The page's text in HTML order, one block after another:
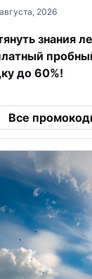
2026
знания
до 60%!
Все